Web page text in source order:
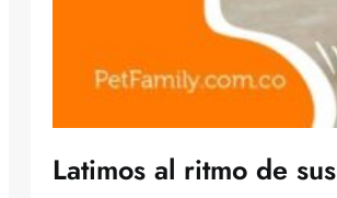
Latimos al ritmo de sus